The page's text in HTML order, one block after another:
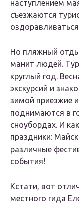
наступлением
съезжаются
Но пляжный
манит людей.
круглый год.
экскурсий и
зимой приезжие
поднимаются в
сноубордах. И
праздники:
различные
события!
Кстати, вот
местного гида